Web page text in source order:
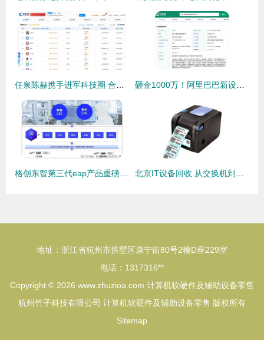
地址：浙江省杭州市拱墅区康宁街80号2幢D座229室
电话：1317316**
Copyright © 2026 www.zhuzioa.com 计算机软硬件及辅助设备零售
杭州竹子科技有限公司 计算机软硬件及辅助设备零售 版权所有
Sitemap